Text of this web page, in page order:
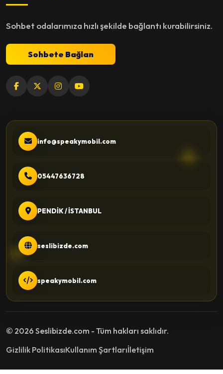
Sohbet odalarımıza hızlı şekilde bağlantı kurabilirsiniz.
Sohbete Bağlan
info@speakymobil.com
05447636728
PENDİK / İSTANBUL
seslibizde.com
speakymobil.com
© 2026 Seslibizde.com - Tüm hakları saklıdır.
Gizlilik PolitikasıKullanım Şartlarıİletişim